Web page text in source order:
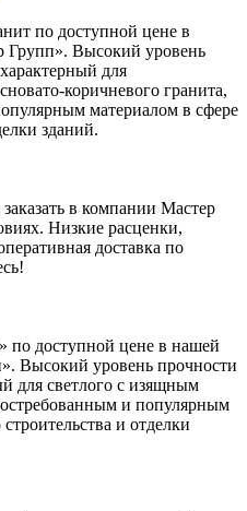
по доступной цене в
Высокий уровень
для
коричневого гранита,
материалом в сфере
зданий.
в компании Мастер
Низкие расценки,
доставка по
по доступной цене в нашей
Высокий уровень прочности
для светлого с изящным
и популярным
и отделки